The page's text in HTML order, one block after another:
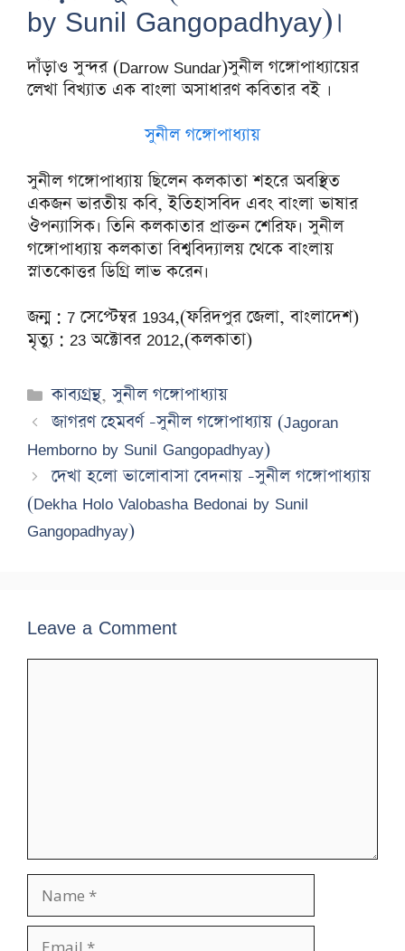
by Sunil Gangopadhyay)।
দাঁড়াও সুন্দর (Darrow Sundar)সুনীল গঙ্গোপাধ্যায়ের
লেখা বিখ্যাত এক বাংলা অসাধারণ কবিতার বই ।
সুনীল গঙ্গোপাধ্যায়
সুনীল গঙ্গোপাধ্যায় ছিলেন কলকাতা শহরে অবস্থিত
একজন ভারতীয় কবি, ইতিহাসবিদ এবং বাংলা ভাষার
ঔপন্যাসিক। তিনি কলকাতার প্রাক্তন শেরিফ। সুনীল
গঙ্গোপাধ্যায় কলকাতা বিশ্ববিদ্যালয় থেকে বাংলায়
স্নাতকোত্তর ডিগ্রি লাভ করেন।
জন্ম : 7 সেপ্টেম্বর 1934,(ফরিদপুর জেলা, বাংলাদেশ)
মৃত্যু : 23 অক্টোবর 2012,(কলকাতা)
Categories
কাব্যগ্রন্থ,সুনীল গঙ্গোপাধ্যায়
জাগরণ হেমবর্ণ -সুনীল গঙ্গোপাধ্যায় (Jagoran
Hemborno by Sunil Gangopadhyay)
দেখা হলো ভালোবাসা বেদনায় -সুনীল গঙ্গোপাধ্যায়
(Dekha Holo Valobasha Bedonai by Sunil
Gangopadhyay)
Leave a Comment
Name
Email